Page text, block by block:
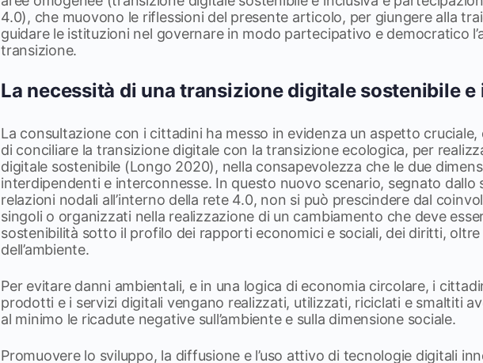
4.0), che muovono le riflessioni del presente articolo, per giungere alla
guidare le istituzioni nel governare in modo partecipativo e democratico
transizione.
La necessità di una transizione digitale sostenibile
La consultazione con i cittadini ha messo in evidenza un aspetto cruciale,
di conciliare la transizione digitale con la transizione ecologica, per
digitale sostenibile (Longo 2020), nella consapevolezza che le due
interdipendenti e interconnesse. In questo nuovo scenario, segnato dallo
relazioni nodali all’interno della rete 4.0, non si può prescindere dal
singoli o organizzati nella realizzazione di un cambiamento che deve
sostenibilità sotto il profilo dei rapporti economici e sociali, dei diritti, oltre
dell’ambiente.
Per evitare danni ambientali, e in una logica di economia circolare, i
prodotti e i servizi digitali vengano realizzati, utilizzati, riciclati e smaltiti
al minimo le ricadute negative sull’ambiente e sulla dimensione sociale.
Promuovere lo sviluppo, la diffusione e l’uso attivo di tecnologie digitali